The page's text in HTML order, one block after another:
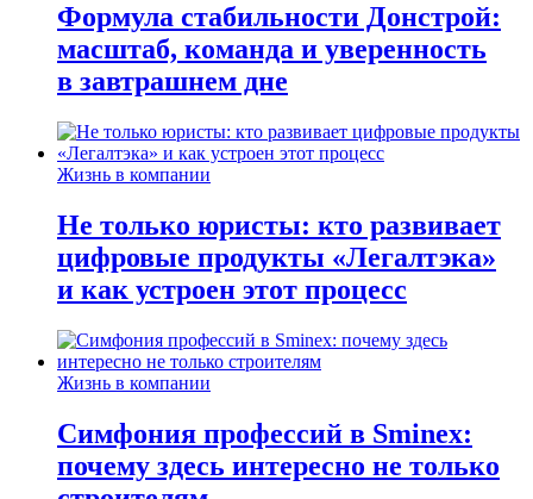
Формула стабильности Донстрой:
масштаб, команда и уверенность
в завтрашнем дне
Жизнь в компании
Не только юристы: кто развивает
цифровые продукты «Легалтэка»
и как устроен этот процесс
Жизнь в компании
Симфония профессий в Sminex:
почему здесь интересно не только